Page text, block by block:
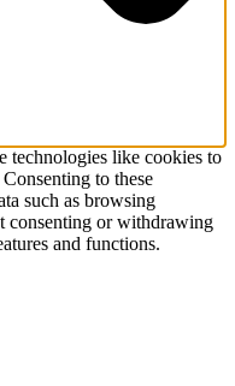
technologies like cookies to
to these
such as browsing
consenting or withdrawing
and functions.